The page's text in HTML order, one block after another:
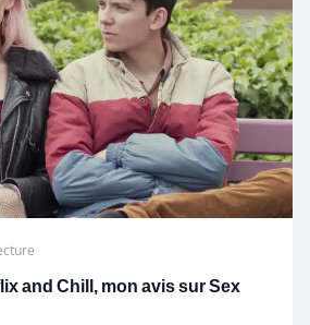
and Chill, mon avis sur Sex